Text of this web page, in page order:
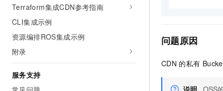
Terraform集成CDN参考指南
CLI集成示例
资源编排ROS集成示例
附录
服务支持
问题原因
CDN 的私有